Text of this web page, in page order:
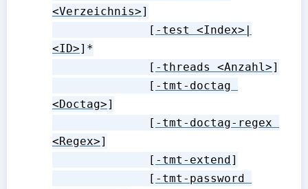
<Verzeichnis>]
              [
-test <Index>|
<ID>]*
              [
-threads <Anzahl>]
              [
-tmt-doctag
<Doctag>]
              [
-tmt-doctag-regex
<Regex>]
              [
-tmt-extend]
              [
-tmt-password